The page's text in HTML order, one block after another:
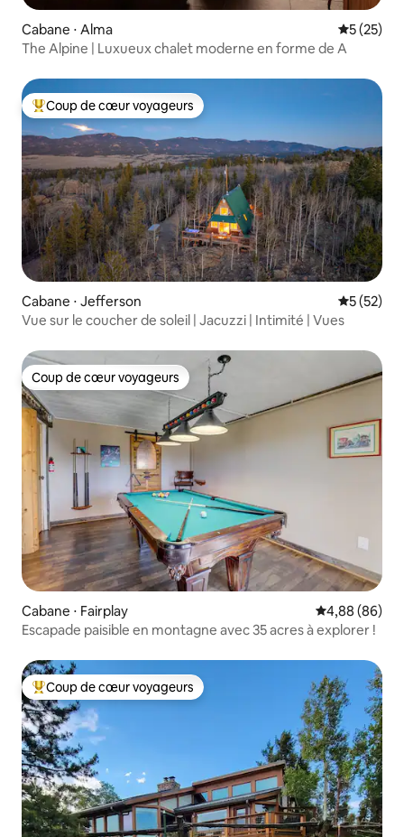
Cabane ⋅ Alma
5 (25)
The Alpine | Luxueux chalet moderne en forme de A
Coups de cœur voyageurs les plus appréciés
Coup de cœur voyageurs
Cabane ⋅ Jefferson
5 (52)
Vue sur le coucher de soleil | Jacuzzi | Intimité | Vues
Coup de cœur voyageurs
Coup de cœur voyageurs
Cabane ⋅ Fairplay Évaluation
4,88 (86)
Escapade paisible en montagne avec 35 acres à explorer !
Coups de cœur voyageurs les plus appréciés
Coup de cœur voyageurs